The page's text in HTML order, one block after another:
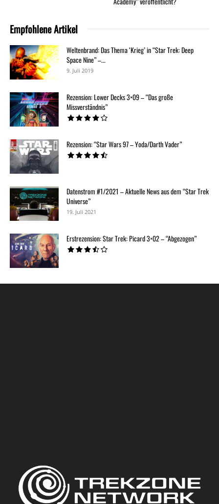
Empfohlene Artikel
Weltenbrand: Das Thema ‘Krieg’ in “Star Trek: Deep
Space Nine” –...
9. Juli 2019
Rezension: Lower Decks 3×09 – “Das große
Missverständnis”
Rezension: “Star Wars 97 – Yoda/Darth Vader”
Datenstrom #1/2021 – Aktuelle News aus dem “Star Trek
Universe”
19. Juli 2021
Erstrezension: Star Trek: Picard 3×02 – “Abgezogen”